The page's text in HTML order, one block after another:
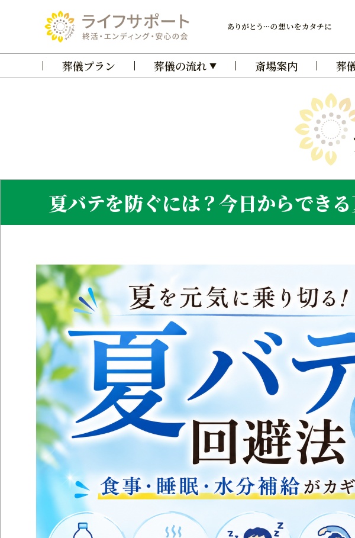
葬儀プラン 葬儀の流れ 斎場案内 葬
夏バテを防ぐには？今日からでき